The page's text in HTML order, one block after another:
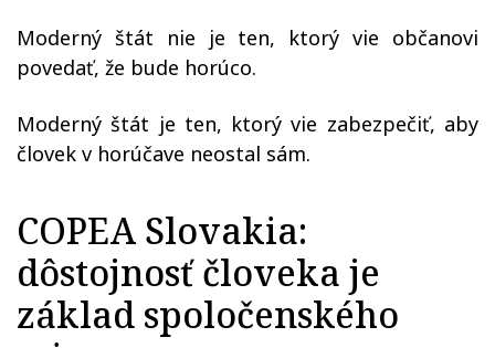
Moderný štát nie je ten, ktorý vie občanovi
povedať, že bude horúco.
Moderný štát je ten, ktorý vie zabezpečiť, aby
človek v horúčave neostal sám.
COPEA Slovakia:
dôstojnosť človeka je
základ spoločenského